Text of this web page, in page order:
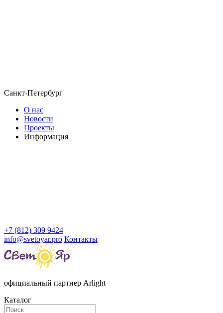
Санкт-Петербург
О нас
Новости
Проекты
Информация
+7 (812) 309 9424
info@svetoyar.pro Контакты
официальный партнер Arlight
Каталог